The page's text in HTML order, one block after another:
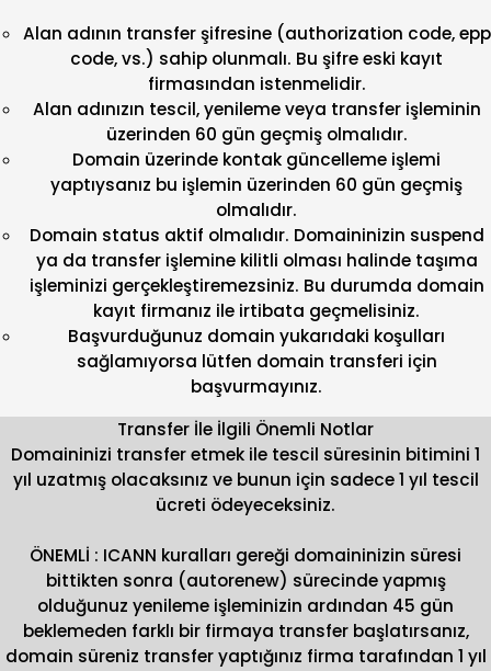
Alan adının transfer şifresine (authorization code, epp
code, vs.) sahip olunmalı. Bu şifre eski kayıt
firmasından istenmelidir.
Alan adınızın tescil, yenileme veya transfer işleminin
üzerinden 60 gün geçmiş olmalıdır.
Domain üzerinde kontak güncelleme işlemi
yaptıysanız bu işlemin üzerinden 60 gün geçmiş
olmalıdır.
Domain status aktif olmalıdır. Domaininizin suspend
ya da transfer işlemine kilitli olması halinde taşıma
işleminizi gerçekleştiremezsiniz. Bu durumda domain
kayıt firmanız ile irtibata geçmelisiniz.
Başvurduğunuz domain yukarıdaki koşulları
sağlamıyorsa lütfen domain transferi için
başvurmayınız.
Transfer İle İlgili Önemli Notlar
Domaininizi transfer etmek ile tescil süresinin bitimini 1
yıl uzatmış olacaksınız ve bunun için sadece 1 yıl tescil
ücreti ödeyeceksiniz.
ÖNEMLİ : ICANN kuralları gereği domaininizin süresi
bittikten sonra (autorenew) sürecinde yapmış
olduğunuz yenileme işleminizin ardından 45 gün
beklemeden farklı bir firmaya transfer başlatırsanız,
domain süreniz transfer yaptığınız firma tarafından 1 yıl